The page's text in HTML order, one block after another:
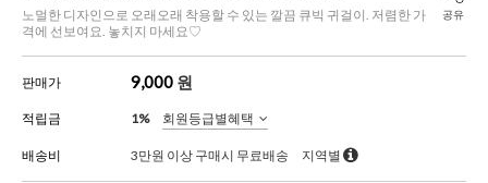
노멀한 디자인으로 오래오래 착용할 수 있는 깔끔 큐빅 귀걸이. 저렴한 가
격에 선보여요. 놓치지 마세요♡
공유
판매가 9,000 원
적립금 1% 회원등급별혜택
배송비 3만원 이상 구매시 무료배송 지역별